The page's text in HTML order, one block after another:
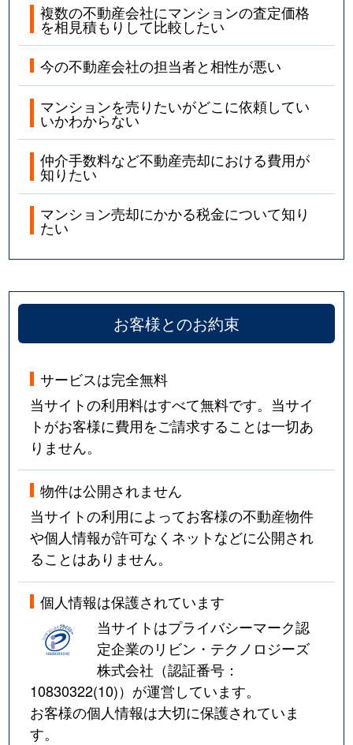
複数の不動産会社にマンションの査定価格
を相見積もりして比較したい
今の不動産会社の担当者と相性が悪い
マンションを売りたいがどこに依頼してい
いかわからない
仲介手数料など不動産売却における費用が
知りたい
マンション売却にかかる税金について知り
たい
お客様とのお約束
サービスは完全無料
当サイトの利用料はすべて無料です。当サイ
トがお客様に費用をご請求することは一切あ
りません。
物件は公開されません
当サイトの利用によってお客様の不動産物件
や個人情報が許可なくネットなどに公開され
ることはありません。
個人情報は保護されています
当サイトはプライバシーマーク認
定企業のリビン・テクノロジーズ
株式会社（認証番号：
10830322(10)）が運営しています。
お客様の個人情報は大切に保護されていま
す。